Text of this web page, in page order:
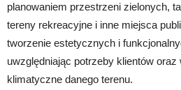
planowaniem przestrzeni zielonych,
tereny rekreacyjne i inne miejsca
tworzenie estetycznych i
uwzględniając potrzeby klientów oraz
klimatyczne danego terenu.